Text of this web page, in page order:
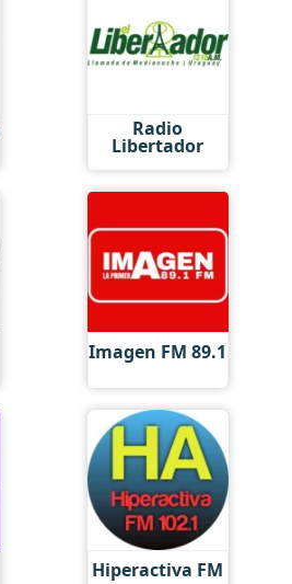
Radio
Libertador
Imagen FM 89.1
Hiperactiva FM